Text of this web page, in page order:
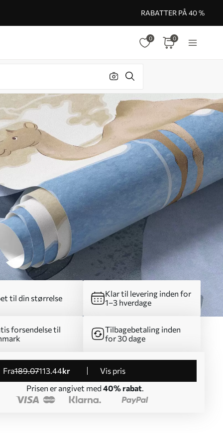
RABATTER PÅ 40 %
0 0
til din størrelse
Klar til levering inden for
1–3 hverdage
forsendelse til
Tilbagebetaling inden
for 30 dage
fra189.07113.44kr
Vis pris
Prisen er angivet med 40% rabat.